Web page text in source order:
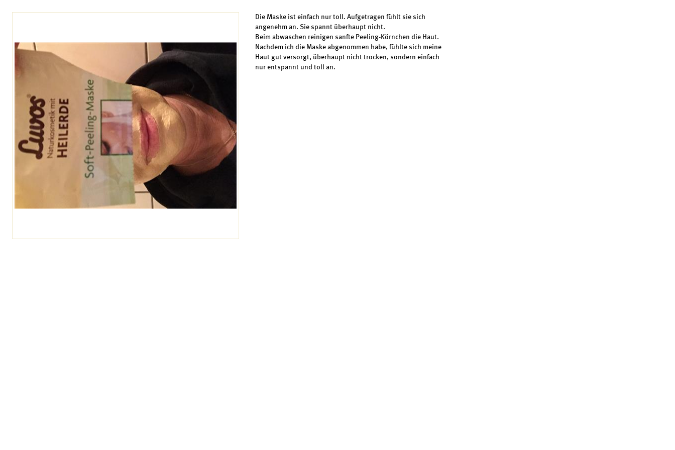
Die Maske ist einfach nur toll. Aufgetragen fühlt sie sich
angenehm an. Sie spannt überhaupt nicht.
Beim abwaschen reinigen sanfte Peeling-Körnchen die Haut.
Nachdem ich die Maske abgenommen habe, fühlte sich meine
Haut gut versorgt, überhaupt nicht trocken, sondern einfach
nur entspannt und toll an.